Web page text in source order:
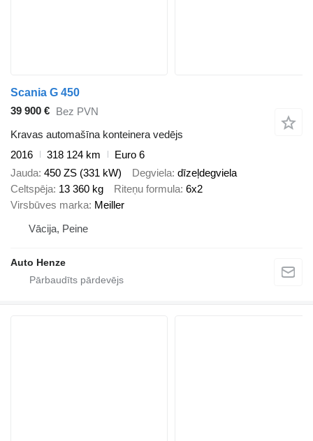
Scania G 450
39 900 €
Bez PVN
Kravas automašīna konteinera vedējs
2016
318 124 km
Euro 6
Jauda 450 ZS (331 kW) Degviela dīzeļdegviela
Celtspēja 13 360 kg Riteņu formula 6x2
Virsbūves marka Meiller
Vācija, Peine
Auto Henze